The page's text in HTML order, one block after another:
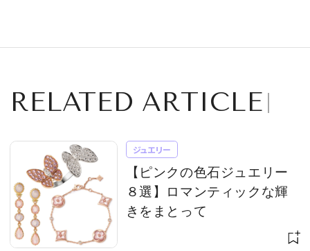
RELATED ARTICLE
ジュエリー
【ピンクの色石ジュエリー
８選】ロマンティックな輝
きをまとって